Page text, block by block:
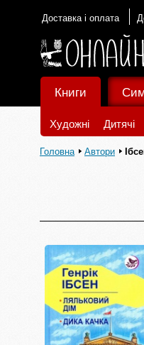
Доставка і оплата
Книги
Художні Дитячі
Головна Автори